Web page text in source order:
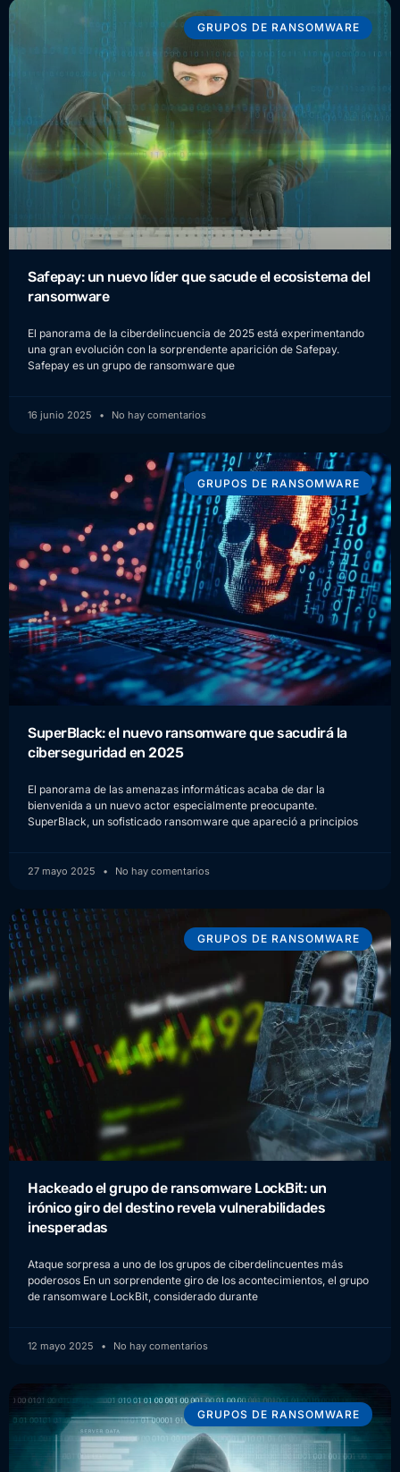
GRUPOS DE RANSOMWARE
Safepay: un nuevo líder que sacude el ecosistema del
ransomware
El panorama de la ciberdelincuencia de 2025 está experimentando
una gran evolución con la sorprendente aparición de Safepay.
Safepay es un grupo de ransomware que
16 junio 2025 No hay comentarios
GRUPOS DE RANSOMWARE
SuperBlack: el nuevo ransomware que sacudirá la
ciberseguridad en 2025
El panorama de las amenazas informáticas acaba de dar la
bienvenida a un nuevo actor especialmente preocupante.
SuperBlack, un sofisticado ransomware que apareció a principios
27 mayo 2025 No hay comentarios
GRUPOS DE RANSOMWARE
Hackeado el grupo de ransomware LockBit: un
irónico giro del destino revela vulnerabilidades
inesperadas
Ataque sorpresa a uno de los grupos de ciberdelincuentes más
poderosos En un sorprendente giro de los acontecimientos, el grupo
de ransomware LockBit, considerado durante
12 mayo 2025 No hay comentarios
GRUPOS DE RANSOMWARE